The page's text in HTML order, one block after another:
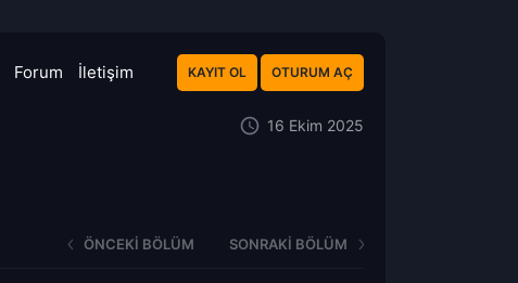
Forum İletişim KAYIT OL OTURUM AÇ
16 Ekim 2025
ÖNCEKI BÖLÜM SONRAKI BÖLÜM